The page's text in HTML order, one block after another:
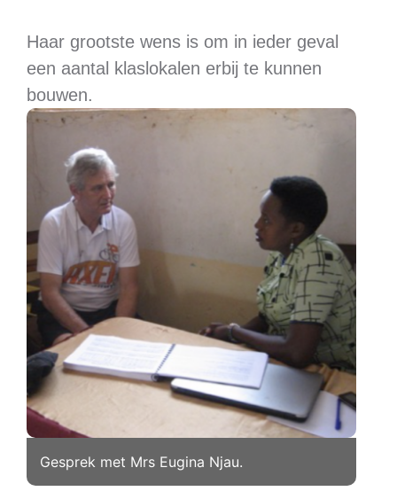
Haar grootste wens is om in ieder geval
een aantal klaslokalen erbij te kunnen
bouwen.
Gesprek met Mrs Eugina Njau.